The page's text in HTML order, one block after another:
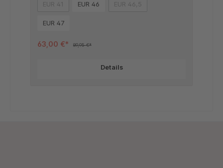
EUR 41(Diese Option ist zurzeit nicht verfügbar.)
EUR 46 EUR 46,5(Diese Option ist zurzeit nicht
EUR 47
63,00 €* 89,95 €*
Details